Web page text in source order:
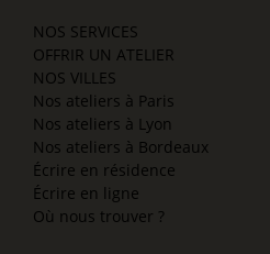
NOS SERVICES
OFFRIR UN ATELIER
NOS VILLES
Nos ateliers à Paris
Nos ateliers à Lyon
Nos ateliers à Bordeaux
Écrire en résidence
Écrire en ligne
Où nous trouver ?